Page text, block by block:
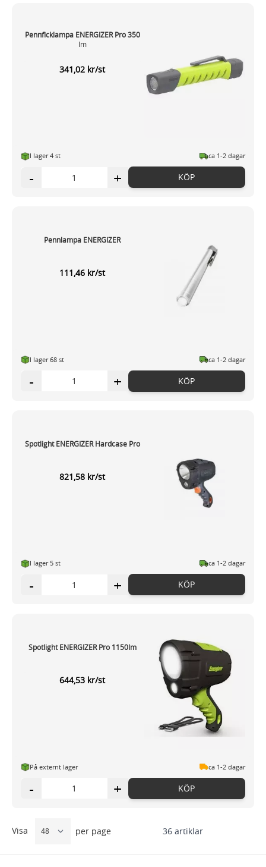
Pennficklampa ENERGIZER Pro 350
lm
341,02 kr/st
I lager 4 st ca 1-2 dagar
- + KÖP
Pennlampa ENERGIZER
111,46 kr/st
I lager 68 st ca 1-2 dagar
- + KÖP
Spotlight ENERGIZER Hardcase Pro
821,58 kr/st
I lager 5 st ca 1-2 dagar
- + KÖP
Spotlight ENERGIZER Pro 1150lm
644,53 kr/st
På externt lager ca 1-2 dagar
- + KÖP
36artiklar
Visa per page